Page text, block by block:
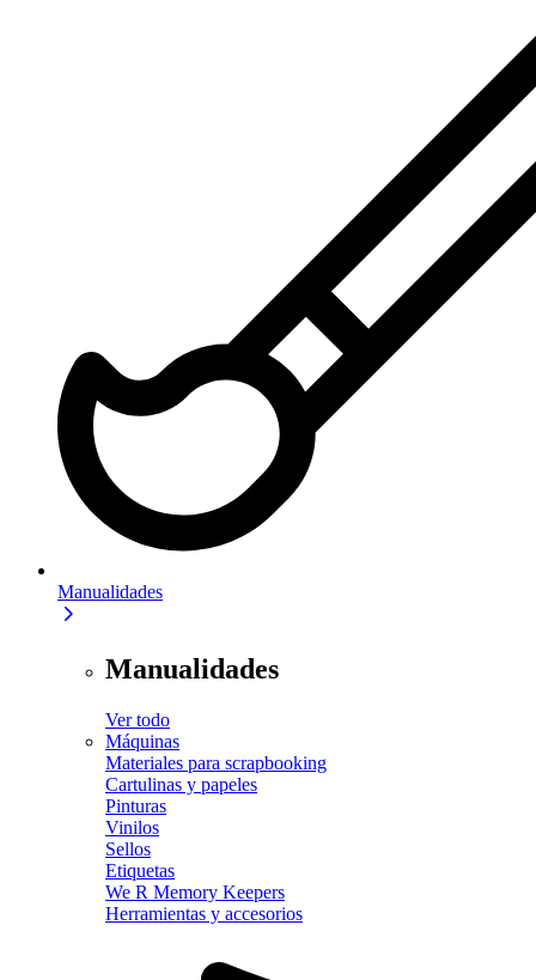
Manualidades
Manualidades
Ver todo
Máquinas
Materiales para scrapbooking
Cartulinas y papeles
Pinturas
Vinilos
Sellos
Etiquetas
We R Memory Keepers
Herramientas y accesorios